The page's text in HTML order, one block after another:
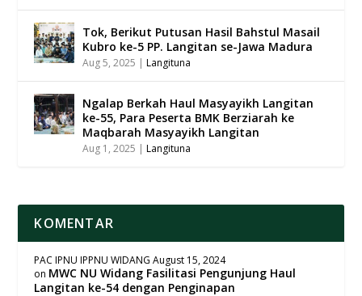
Tok, Berikut Putusan Hasil Bahstul Masail
Kubro ke-5 PP. Langitan se-Jawa Madura
Aug 5, 2025 |Langituna
Ngalap Berkah Haul Masyayikh Langitan
ke-55, Para Peserta BMK Berziarah ke
Maqbarah Masyayikh Langitan
Aug 1, 2025 |Langituna
KOMENTAR
PAC IPNU IPPNU WIDANG August 15, 2024
on MWC NU Widang Fasilitasi Pengunjung Haul
Langitan ke-54 dengan Penginapan